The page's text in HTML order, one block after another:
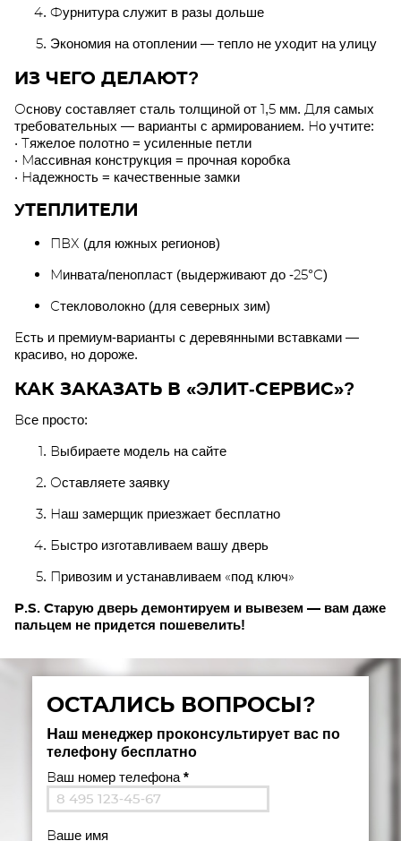
Фурнитура служит в разы дольше
Экономия на отоплении — тепло не уходит на улицу
ИЗ ЧЕГО ДЕЛАЮТ?
Основу составляет сталь толщиной от 1,5 мм. Для самых
требовательных — варианты с армированием. Но учтите:
• Тяжелое полотно = усиленные петли
• Массивная конструкция = прочная коробка
• Надежность = качественные замки
УТЕПЛИТЕЛИ
ПВХ (для южных регионов)
Минвата/пенопласт (выдерживают до -25°С)
Стекловолокно (для северных зим)
Есть и премиум-варианты с деревянными вставками —
красиво, но дороже.
КАК ЗАКАЗАТЬ В «ЭЛИТ-СЕРВИС»?
Все просто:
Выбираете модель на сайте
Оставляете заявку
Наш замерщик приезжает бесплатно
Быстро изготавливаем вашу дверь
Привозим и устанавливаем «под ключ»
P.S. Старую дверь демонтируем и вывезем — вам даже
пальцем не придется пошевелить!
ОСТАЛИСЬ ВОПРОСЫ?
Наш менеджер проконсультирует вас по
телефону бесплатно
Ваш номер телефона *
Ваше имя